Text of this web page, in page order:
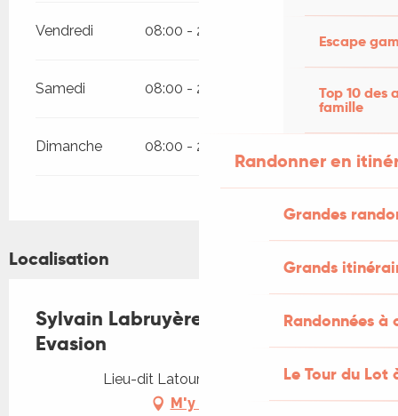
Escape
Top 10 des
famille
Randonner en
Grandes
Grands
Randonnées
Le Tour du Lot
Vendredi 08:00 - 21:00
Samedi 08:00 - 21:00
Dimanche 08:00 - 21:00
Localisation
Sylvain Labruyère - Pêche Lot
Evasion
Lieu-dit Latour, 46140 Bélaye
M'y rendre